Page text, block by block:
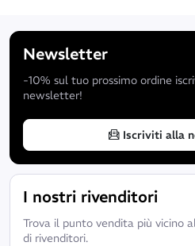
Newsletter
-10% sul tuo prossimo ordine
newsletter!
Iscriviti alla
I nostri rivenditori
Trova il punto vendita più vicino
di rivenditori.